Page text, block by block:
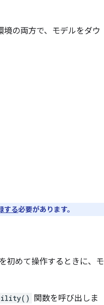
の両方で、モデルをダウ
する必要があります。
初めて操作するときに、モ
関数を呼び出しま